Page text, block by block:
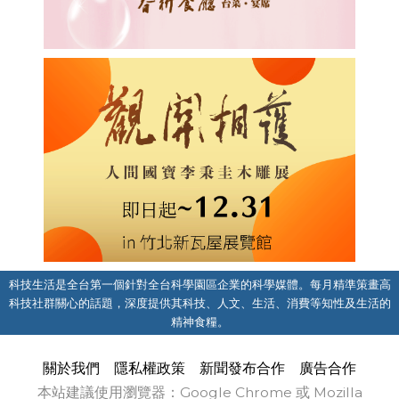
科技生活是全台第一個針對全台科學園區企業的科學媒體。每月精準策畫高
科技社群關心的話題，深度提供其科技、人文、生活、消費等知性及生活的
精神食糧。
關於我們 隱私權政策 新聞發布合作
廣告合作
本站建議使用瀏覽器：Google Chrome 或 Mozilla